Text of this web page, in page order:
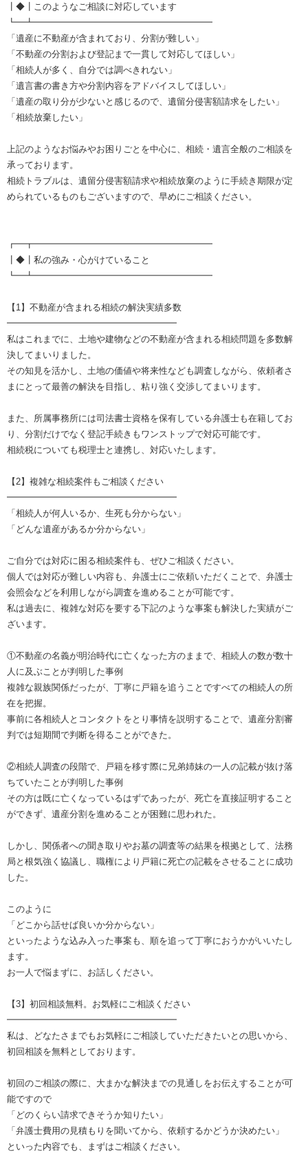
┃◆┃このようなご相談に対応しています
┗━┻━━━━━━━━━━━━━━━━━━━━
「遺産に不動産が含まれており、分割が難しい」
「不動産の分割および登記まで一貫して対応してほしい」
「相続人が多く、自分では調べきれない」
「遺言書の書き方や分割内容をアドバイスしてほしい」
「遺産の取り分が少ないと感じるので、遺留分侵害額請求をしたい」
「相続放棄したい」
上記のようなお悩みやお困りごとを中心に、相続・遺言全般のご相談を
承っております。
相続トラブルは、遺留分侵害額請求や相続放棄のように手続き期限が定
められているものもございますので、早めにご相談ください。
┏━┳━━━━━━━━━━━━━━━━━━━━
┃◆┃私の強み・心がけていること
┗━┻━━━━━━━━━━━━━━━━━━━━
【1】不動産が含まれる相続の解決実績多数
━━━━━━━━━━━━━━━━━━━
私はこれまでに、土地や建物などの不動産が含まれる相続問題を多数解
決してまいりました。
その知見を活かし、土地の価値や将来性なども調査しながら、依頼者さ
まにとって最善の解決を目指し、粘り強く交渉してまいります。
また、所属事務所には司法書士資格を保有している弁護士も在籍してお
り、分割だけでなく登記手続きもワンストップで対応可能です。
相続税についても税理士と連携し、対応いたします。
【2】複雑な相続案件もご相談ください
━━━━━━━━━━━━━━━━━━━
「相続人が何人いるか、生死も分からない」
「どんな遺産があるか分からない」
ご自分では対応に困る相続案件も、ぜひご相談ください。
個人では対応が難しい内容も、弁護士にご依頼いただくことで、弁護士
会照会などを利用しながら調査を進めることが可能です。
私は過去に、複雑な対応を要する下記のような事案も解決した実績がご
ざいます。
①不動産の名義が明治時代に亡くなった方のままで、相続人の数が数十
人に及ぶことが判明した事例
複雑な親族関係だったが、丁寧に戸籍を追うことですべての相続人の所
在を把握。
事前に各相続人とコンタクトをとり事情を説明することで、遺産分割審
判では短期間で判断を得ることができた。
②相続人調査の段階で、戸籍を移す際に兄弟姉妹の一人の記載が抜け落
ちていたことが判明した事例
その方は既に亡くなっているはずであったが、死亡を直接証明すること
ができず、遺産分割を進めることが困難に思われた。
しかし、関係者への聞き取りやお墓の調査等の結果を根拠として、法務
局と根気強く協議し、職権により戸籍に死亡の記載をさせることに成功
した。
このように
「どこから話せば良いか分からない」
といったような込み入った事案も、順を追って丁寧におうかがいいたし
ます。
お一人で悩まずに、お話しください。
【3】初回相談無料。お気軽にご相談ください
━━━━━━━━━━━━━━━━━━━
私は、どなたさまでもお気軽にご相談していただきたいとの思いから、
初回相談を無料としております。
初回のご相談の際に、大まかな解決までの見通しをお伝えすることが可
能ですので
「どのくらい請求できそうか知りたい」
「弁護士費用の見積もりを聞いてから、依頼するかどうか決めたい」
といった内容でも、まずはご相談ください。